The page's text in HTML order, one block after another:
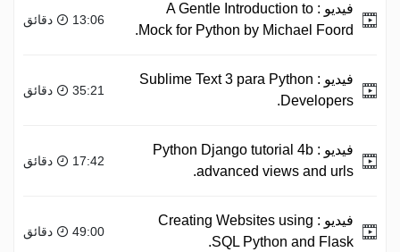
فيديو : A Gentle Introduction to
Mock for Python by Michael Foord.
13:06 دقائق
فيديو : Sublime Text 3 para Python
Developers.
35:21 دقائق
فيديو : Python Django tutorial 4b
advanced views and urls.
17:42 دقائق
فيديو : Creating Websites using
SQL Python and Flask.
49:00 دقائق